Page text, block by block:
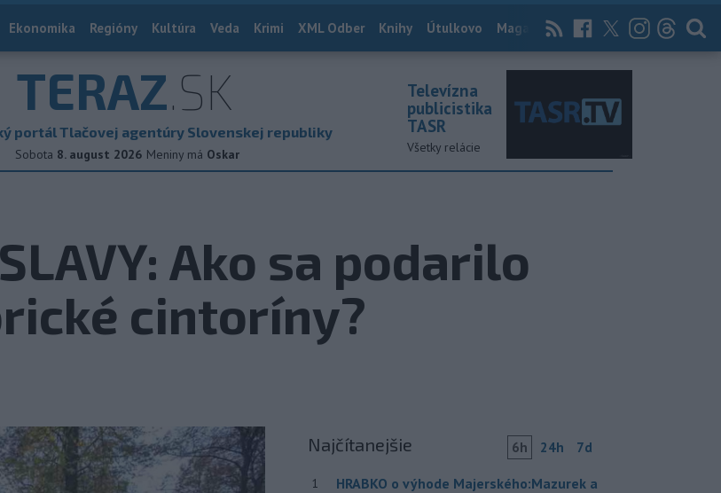
Ekonomika Regióny Kultúra Veda Krimi XML Odber Knihy Útulkovo Magazín News Now Archív
TERAZ.SK
portál Tlačovej agentúry Slovenskej republiky
Sobota 8. august 2026 Meniny má Oskar
Televízna
publicistika
TASR
Všetky relácie
Ako sa podarilo
cintoríny?
Najčítanejšie 6h 24h 7d
1
HRABKO o výhode Majerského:Mazurek a